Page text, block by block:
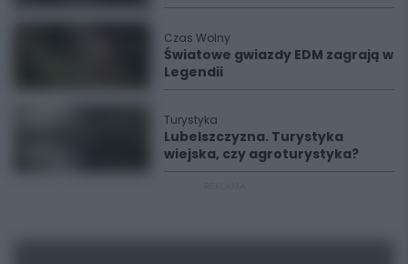
Czas Wolny
Światowe gwiazdy EDM zagrają w
Legendii
Turystyka
Lubelszczyzna. Turystyka
wiejska, czy agroturystyka?